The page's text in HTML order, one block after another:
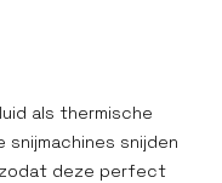
als thermische
snijden
deze perfect